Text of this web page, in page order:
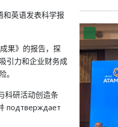
和英语发表科学报
果》的报告，探
引力和企业财务成
。
科研活动创造条
подтверждает